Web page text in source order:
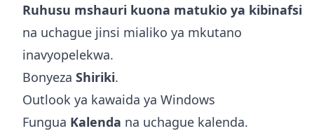
Ruhusu mshauri kuona matukio ya kibinafsi
na uchague jinsi mialiko ya mkutano
inavyopelekwa.
Bonyeza Shiriki.
Outlook ya kawaida ya Windows
Fungua Kalenda na uchague kalenda.